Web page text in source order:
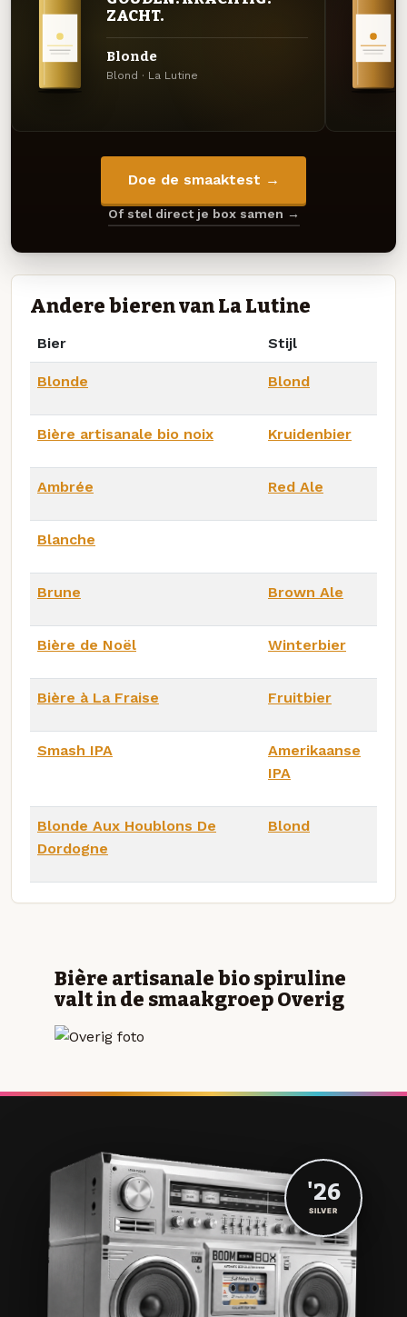
ZACHT.
Blonde
Blond · La Lutine
Doe de smaaktest →
Of stel direct je box samen →
Andere bieren van La Lutine
Bier Stijl
Blonde Blond
Bière artisanale bio noix Kruidenbier
Ambrée Red Ale
Blanche
Brune Brown Ale
Bière de Noël Winterbier
Bière à La Fraise Fruitbier
Smash IPA
Amerikaanse
IPA
Blonde Aux Houblons De
Dordogne
Blond
Bière artisanale bio spiruline
valt in de smaakgroep Overig
'26
SILVER